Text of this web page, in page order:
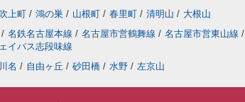
吹上町 / 鴻の巣 / 山根町 / 春里町 / 清明山 / 大根山
/ 名鉄名古屋本線 / 名古屋市営鶴舞線 / 名古屋市営東山線 /
イバス志段味線
川名 / 自由ヶ丘 / 砂田橋 / 水野 / 左京山